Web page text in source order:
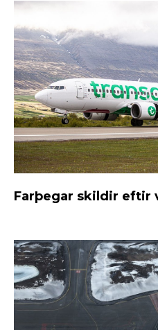
Farþegar skildir eftir